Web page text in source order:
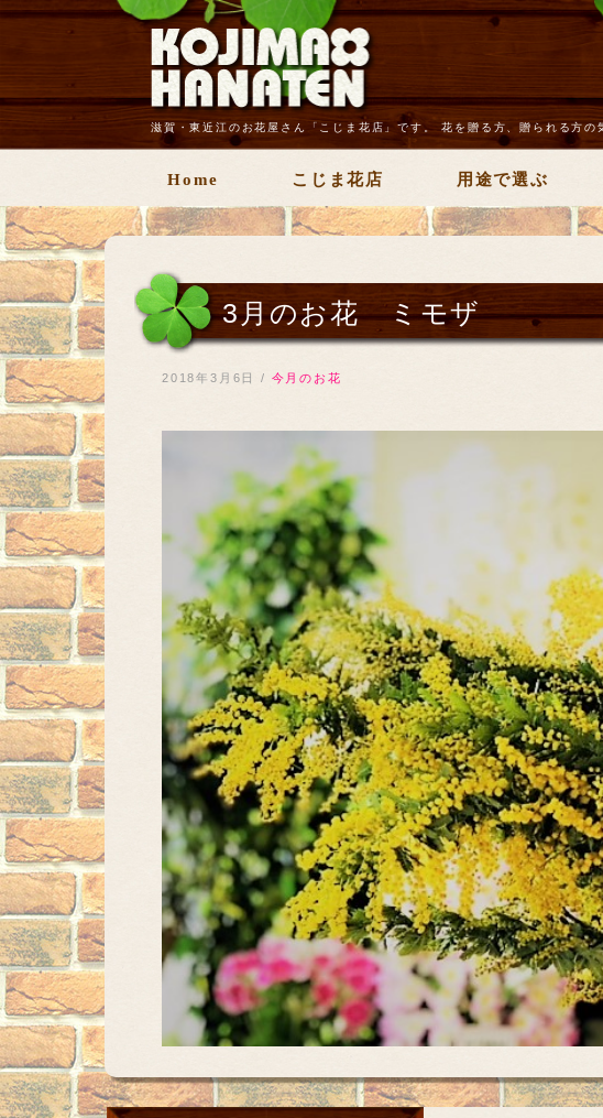
滋賀・東近江のお花屋さん「こじま花店」です。 花を贈る方、贈られる方
Home こじま花店 用途で選ぶ
3月のお花 ミモザ
2018年3月6日 / 今月のお花